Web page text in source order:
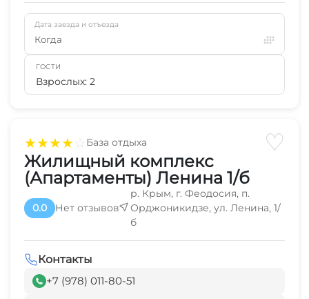
★★★★☆База отдыха ♡
Жилищный комплекс
(Апартаменты) Ленина 1/б
0.0 Нет отзывов
р. Крым, г. Феодосия, п.
Орджоникидзе, ул. Ленина, 1/
б
Контакты
+7 (978) 011-80-51
Дата заезда и отъезда
Когда
ГОСТИ
Взрослых: 2